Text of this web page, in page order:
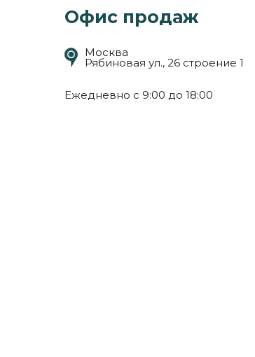
Офис продаж
Москва
Рябиновая ул., 26 строение 1
Ежедневно с 9:00 до 18:00